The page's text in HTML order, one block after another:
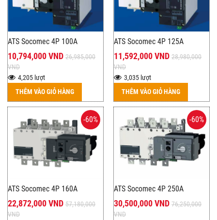
ATS Socomec 4P 100A
10,794,000 VND 26,985,000
VND
4,205 lượt
THÊM VÀO GIỎ HÀNG
ATS Socomec 4P 125A
11,592,000 VND 28,980,000
VND
3,035 lượt
THÊM VÀO GIỎ HÀNG
-60%
ATS Socomec 4P 160A
22,872,000 VND 57,180,000
VND
-60%
ATS Socomec 4P 250A
30,500,000 VND 76,250,000
VND